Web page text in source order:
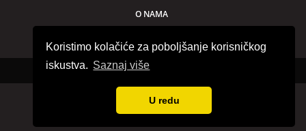
Koristimo kolačiće za poboljšanje korisničkog
iskustva. Saznaj više
U redu
O NAMA
Sva prava zadržana © 2026. beogradnocu.com